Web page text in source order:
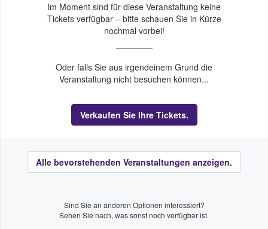
Im Moment sind für diese Veranstaltung keine
Tickets verfügbar – bitte schauen Sie in Kürze
nochmal vorbei!
Oder falls Sie aus irgendeinem Grund die
Veranstaltung nicht besuchen können...
Verkaufen Sie Ihre Tickets.
Alle bevorstehenden Veranstaltungen anzeigen.
Sind Sie an anderen Optionen interessiert?
Sehen Sie nach, was sonst noch verfügbar ist.